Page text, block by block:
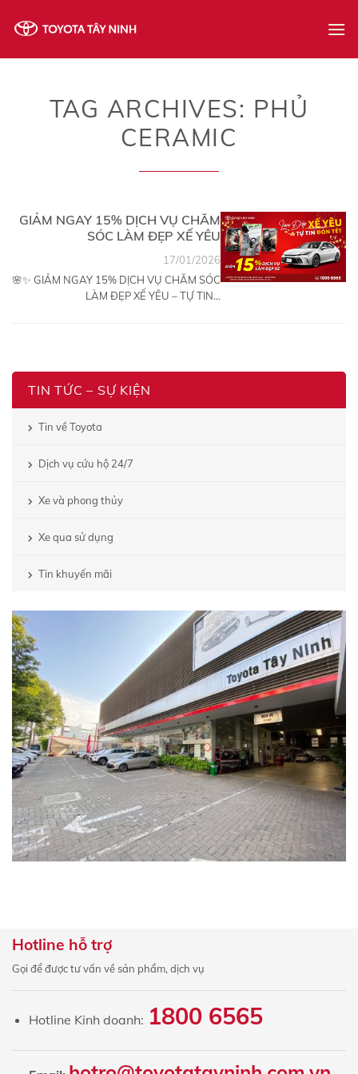
ĐĂNG KÝ
ĐỊNH GIÁ XE MIỄN PHÍ
Họ và tên
TAG ARCHIVES: PHỦ
CERAMIC
TIN TỨC – SỰ KIỆN
Tin về Toyota
Dịch vụ cứu hộ 24/7
Xe và phong thủy
Xe qua sử dụng
Tin khuyến mãi
GIẢM NGAY 15% DỊCH VỤ CHĂM
SÓC LÀM ĐẸP XẾ YÊU
🌸✨ GIẢM NGAY 15% DỊCH VỤ CHĂM SÓC
LÀM ĐẸP XẾ YÊU – TỰ TIN...
17/01/2026
Hotline hỗ trợ
Gọi để được tư vấn về sản phẩm, dịch vụ
Hotline Kinh doanh: 1800 6565